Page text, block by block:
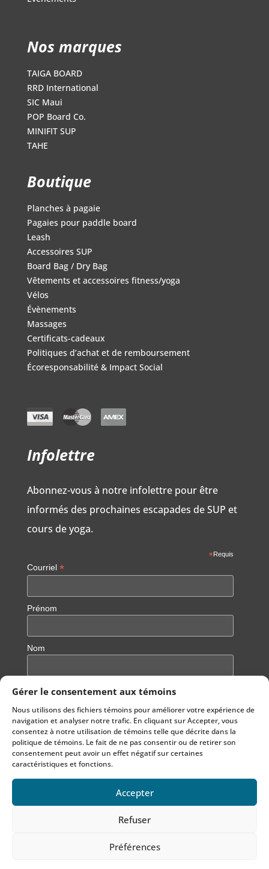
Gérer le consentement aux témoins
Nous utilisons des fichiers témoins pour améliorer votre expérience de
navigation et analyser notre trafic. En cliquant sur Accepter, vous
consentez à notre utilisation de témoins telle que décrite dans la
politique de témoins. Le fait de ne pas consentir ou de retirer son
consentement peut avoir un effet négatif sur certaines
caractéristiques et fonctions.
Accepter
Refuser
Préférences
Nos marques
TAIGA BOARD
RRD International
SIC Maui
POP Board Co.
MINIFIT SUP
TAHE
Boutique
Planches à pagaie
Pagaies pour paddle board
Leash
Accessoires SUP
Board Bag / Dry Bag
Vêtements et accessoires fitness/yoga
Vélos
Évènements
Massages
Certificats-cadeaux
Politiques d’achat et de remboursement
Écoresponsabilité & Impact Social
Infolettre
Abonnez-vous à notre infolettre pour être
informés des prochaines escapades de SUP et
cours de yoga.
*Requis
Courriel *
Prénom
Nom
Notre site est hébergé sur un hébergement écoresponsable